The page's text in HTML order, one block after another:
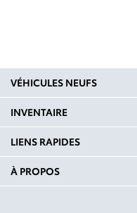
VÉHICULES NEUFS
INVENTAIRE
LIENS RAPIDES
À PROPOS